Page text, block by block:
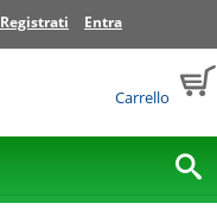
Registrati Entra
Carrello